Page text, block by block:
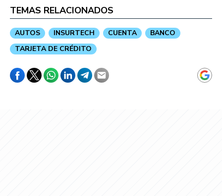
TEMAS RELACIONADOS
AUTOS INSURTECH CUENTA
BANCO
TARJETA DE CRÉDITO